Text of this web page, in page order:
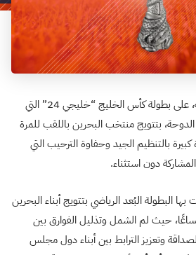
أُسدل الستار، قبل أيام قليلة، على بطولة كأس الخليج “خليجي 24” التي
بتتويج منتخب البحرين باللقب للمرة
بالتنظيم الجيد وحفاوة الترحيب التي
دون استثناء.
البطولة البُعد الرياضي بتتويج أبناء البحرين
حيث لم الشمل وتذليل الفوارق بين
وتعزيز الترابط بين أبناء دول مجلس